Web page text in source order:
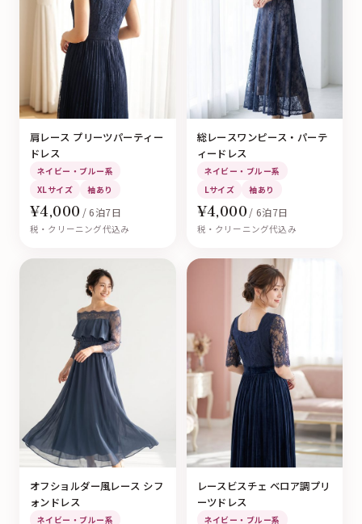
肩レース プリーツパーティー
ドレス
ネイビー・ブルー系
XLサイズ
袖あり
¥4,000 / 6泊7日
税・クリーニング代込み
総レースワンピース・パーテ
ィードレス
ネイビー・ブルー系
Lサイズ
袖あり
¥4,000 / 6泊7日
税・クリーニング代込み
オフショルダー風レース シフ
ォンドレス
ネイビー・ブルー系
レースビスチェ ベロア調プリ
ーツドレス
ネイビー・ブルー系